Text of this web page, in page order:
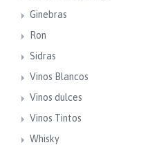
Ginebras
Ron
Sidras
Vinos Blancos
Vinos dulces
Vinos Tintos
Whisky